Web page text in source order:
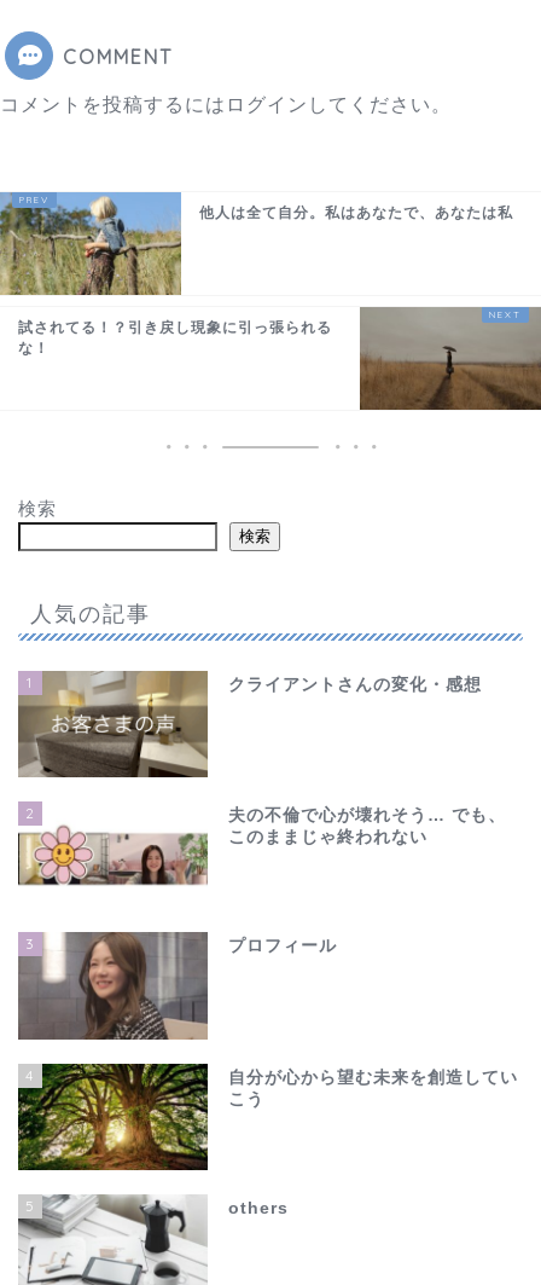
COMMENT
コメントを投稿するには ログイン してください。
他人は全て自分。私はあなたで、あなたは私
試されてる！？引き戻し現象に引っ張られる
な！
検索
検索
人気の記事
1 クライアントさんの変化・感想
2
夫の不倫で心が壊れそう… でも、
このままじゃ終われない
3 プロフィール
4
自分が心から望む未来を創造してい
こう
5 others
夫の不倫で心が壊れそう…
でも、このままじゃ終わ